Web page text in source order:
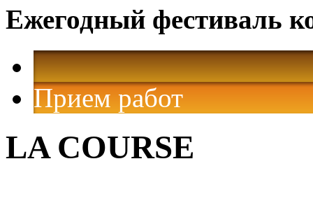
Ежегодный фестиваль
Прием работ
LA COURSE